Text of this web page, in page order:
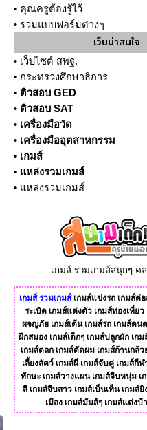
• คุณครูต้องรู้ไว้
• รวมแบบฟอร์มต่างๆ
เว็บน่าสนใจ
• เว็บไซต์ สพฐ.
• กระทรวงศึกษาธิการ
• ติวสอบ GED
• ติวสอบ SAT
• เครื่องมือวัด
• เครื่องมืออุตสาหกรรม
• เกมส์
• แหล่งรวมเกมส์
• แหล่งรวมเกมส์
เกมส์ รวมเกมส์สนุกๆ ค
เกมส์ รวมเกมส์ เกมส์แข่งรถ เกมส์ต่อ
ระเบิด เกมส์แต่งตัว เกมส์ท่องเที่ยว
ผจญภัย เกมส์เต้น เกมส์รถ เกมส์ดน
ฝึกสมอง เกมส์เด็กๆ เกมส์ปลูกผัก เก
เกมส์ตลก เกมส์ตัดผม เกมส์ก้านกล้ว
เลี้ยงสัตว์ เกมส์ผี เกมส์จับคู่ เกมส์กีฬ
ทักษะ เกมส์วางแผน เกมส์จีบหนุ่ม เ
สี เกมส์จีบสาว เกมส์เบ็นเท็น เกมส์ยิ
เมือง เกมส์มันส์ๆ เกมส์แต่งบ้